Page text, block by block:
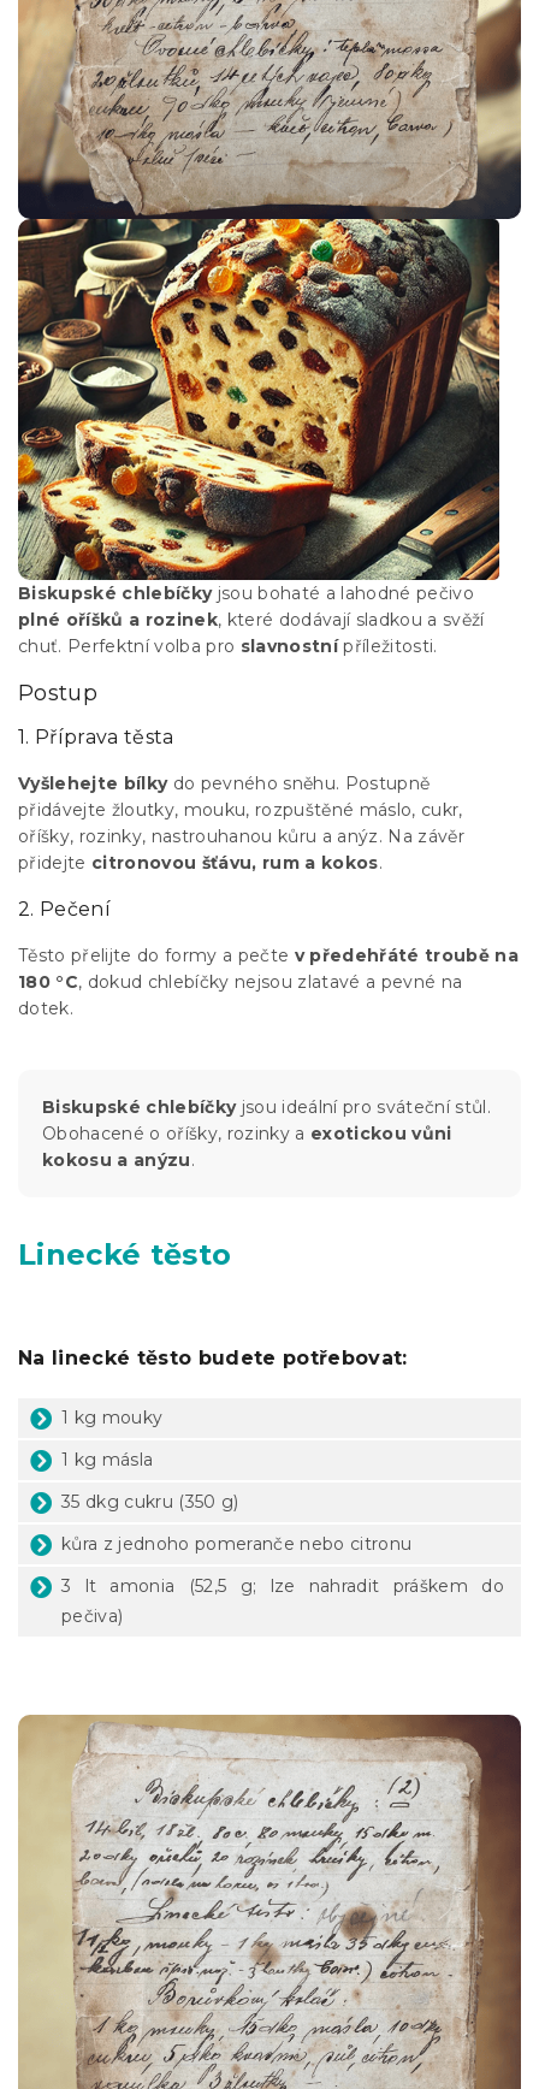
Biskupské chlebíčkyjsou bohaté a lahodné pečivo
plné oříšků a rozinek, které dodávají sladkou a svěží
chuť. Perfektní volba pro slavnostnípříležitosti.
Postup
1. Příprava těsta
Vyšlehejte bílkydo pevného sněhu. Postupně
přidávejte žloutky, mouku, rozpuštěné máslo, cukr,
oříšky, rozinky, nastrouhanou kůru a anýz. Na závěr
přidejte citronovou šťávu, rum a kokos.
2. Pečení
Těsto přelijte do formy a pečte v předehřáté troubě na
180 °C, dokud chlebíčky nejsou zlatavé a pevné na
dotek.
Biskupské chlebíčkyjsou ideální pro sváteční stůl.
Obohacené o oříšky, rozinky a exotickou vůni
kokosu a anýzu.
Linecké těsto
Na linecké těsto budete potřebovat:
1 kg mouky
1 kg másla
35 dkg cukru (350 g)
kůra z jednoho pomeranče nebo citronu
3 lt amonia (52,5 g; lze nahradit práškem do
pečiva)